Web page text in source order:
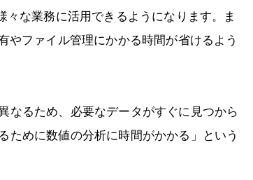
な業務に活用できるようになります。ま
やファイル管理にかかる時間が省けるよう
なるため、必要なデータがすぐに見つから
ために数値の分析に時間がかかる」という